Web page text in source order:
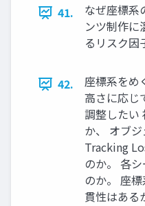
41.
なぜ座標系
ンツ制作に
るリスク因
42.
座標系をめ
高さに応じ
調整したい
か、 オブ
Tracking
のか。 各
のか。 座
貫性はある